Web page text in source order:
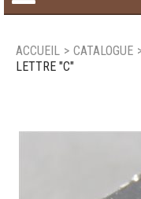
ACCUEIL > CATALOGUE
LETTRE "C"